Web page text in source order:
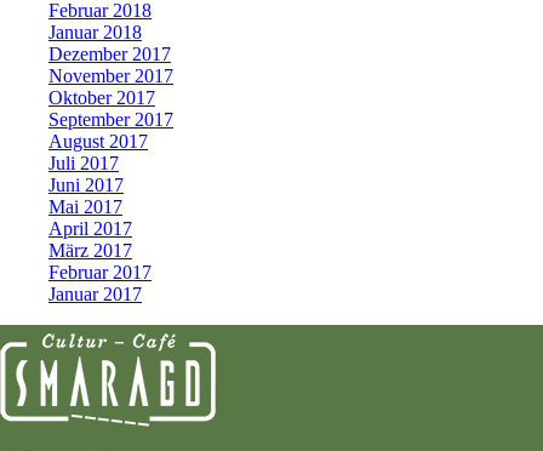
Februar 2018
Januar 2018
Dezember 2017
November 2017
Oktober 2017
September 2017
August 2017
Juli 2017
Juni 2017
Mai 2017
April 2017
März 2017
Februar 2017
Januar 2017